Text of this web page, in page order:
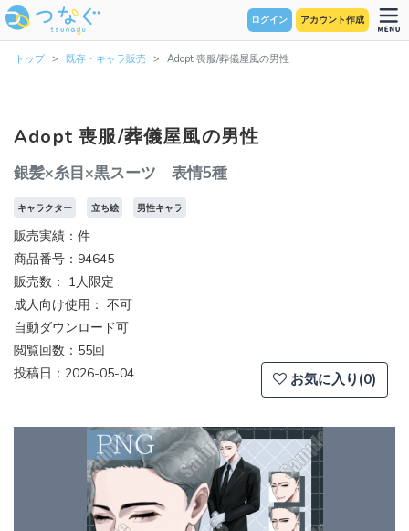
ログイン アカウント作成
トップ 既存・キャラ販売 Adopt 喪服/葬儀屋風の男性
Adopt 喪服/葬儀屋風の男性
銀髪×糸目×黒スーツ 表情5種
キャラクター 立ち絵 男性キャラ
販売実績：件
商品番号：94645
販売数： 1人限定
成人向け使用： 不可
自動ダウンロード可
閲覧回数：55回
投稿日：2026-05-04
お気に入り(0)